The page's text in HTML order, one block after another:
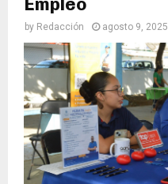
Empleo
by Redacción agosto 9, 2025